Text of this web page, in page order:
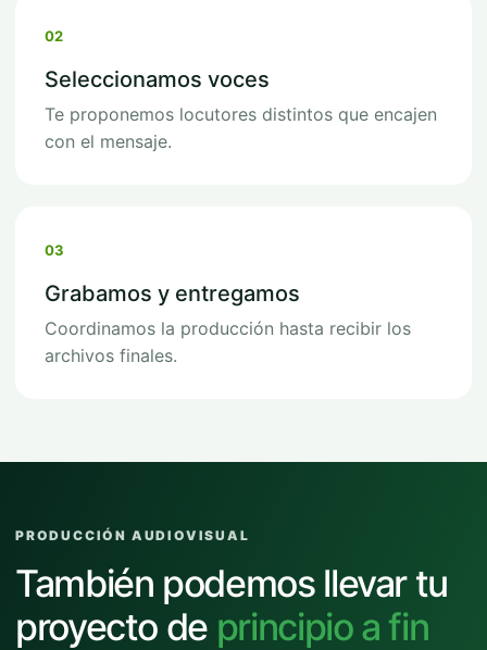
02
Seleccionamos voces
Te proponemos locutores distintos que encajen
con el mensaje.
03
Grabamos y entregamos
Coordinamos la producción hasta recibir los
archivos finales.
PRODUCCIÓN AUDIOVISUAL
También podemos llevar tu
proyecto de principio a fin